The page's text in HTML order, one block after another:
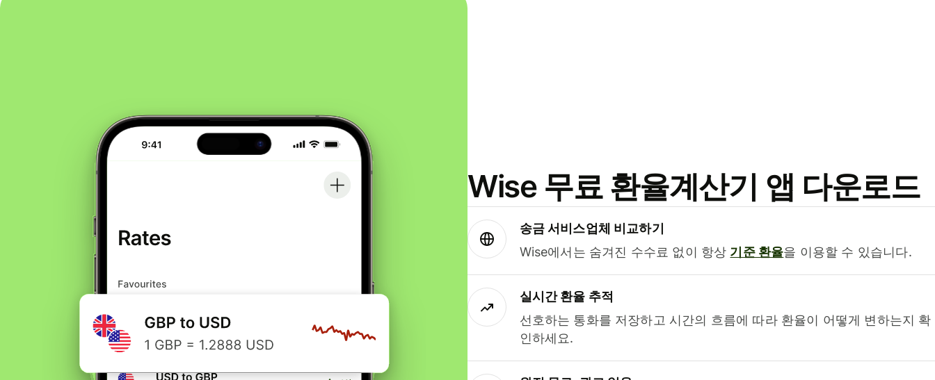
Wise 무료 환율계산기 앱 다운로드
송금 서비스업체 비교하기
Wise에서는 숨겨진 수수료 없이 항상 기준 환율을 이용할 수 있습니다.
실시간 환율 추적
선호하는 통화를 저장하고 시간의 흐름에 따라 환율이 어떻게 변하는지 확
인하세요.